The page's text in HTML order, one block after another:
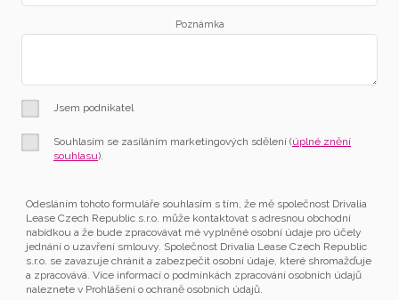
Poznámka
Jsem podnikatel
Souhlasím se zasíláním marketingových sdělení (úplné znění
souhlasu).
Odesláním tohoto formuláře souhlasím s tím, že mě společnost Drivalia
Lease Czech Republic s.r.o. může kontaktovat s adresnou obchodní
nabídkou a že bude zpracovávat mé vyplněné osobní údaje pro účely
jednání o uzavření smlouvy. Společnost Drivalia Lease Czech Republic
s.r.o. se zavazuje chránit a zabezpečit osobní údaje, které shromažďuje
a zpracovává. Více informací o podmínkách zpracování osobních údajů
naleznete v Prohlášení o ochraně osobních údajů.